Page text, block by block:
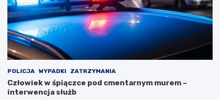
POLICJA WYPADKI ZATRZYMANIA
Człowiek w śpiączce pod cmentarnym murem –
interwencja służb